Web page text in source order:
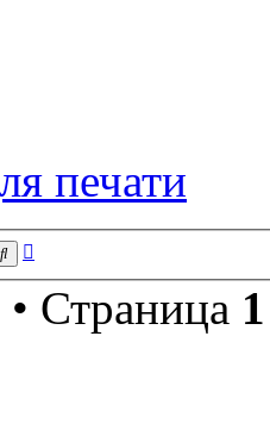
печати
Поиск
Страница 1